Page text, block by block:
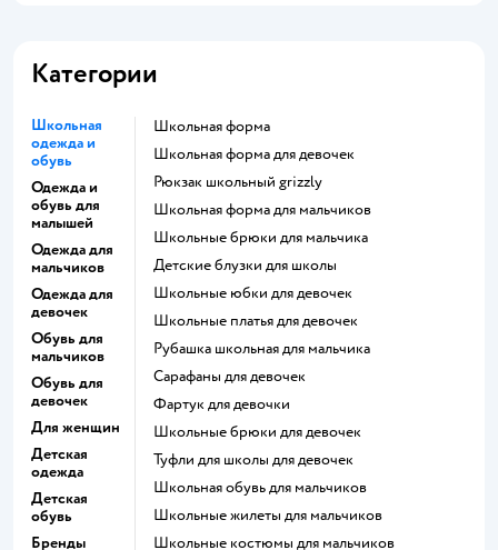
Категории
Школьная
одежда и
обувь
Одежда и
обувь для
малышей
Одежда для
мальчиков
Одежда для
девочек
Обувь для
мальчиков
Обувь для
девочек
Для женщин
Детская
одежда
Детская
обувь
Бренды
Школьная форма
Школьная форма для девочек
Рюкзак школьный grizzly
Школьная форма для мальчиков
Школьные брюки для мальчика
Детские блузки для школы
Школьные юбки для девочек
Школьные платья для девочек
Рубашка школьная для мальчика
Сарафаны для девочек
Фартук для девочки
Школьные брюки для девочек
Туфли для школы для девочек
Школьная обувь для мальчиков
Школьные жилеты для мальчиков
Школьные костюмы для мальчиков